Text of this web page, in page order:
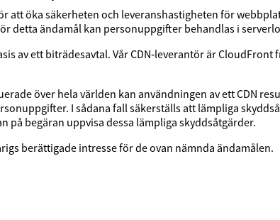
att öka säkerheten och leveranshastigheten för
detta ändamål kan personuppgifter behandlas i
av ett biträdesavtal. Vår CDN‑leverantör är CloudFront
över hela världen kan användningen av ett CDN
I sådana fall säkerställs att lämpliga
på begäran uppvisa dessa lämpliga skyddsåtgärder.
berättigade intresse för de ovan nämnda ändamålen.